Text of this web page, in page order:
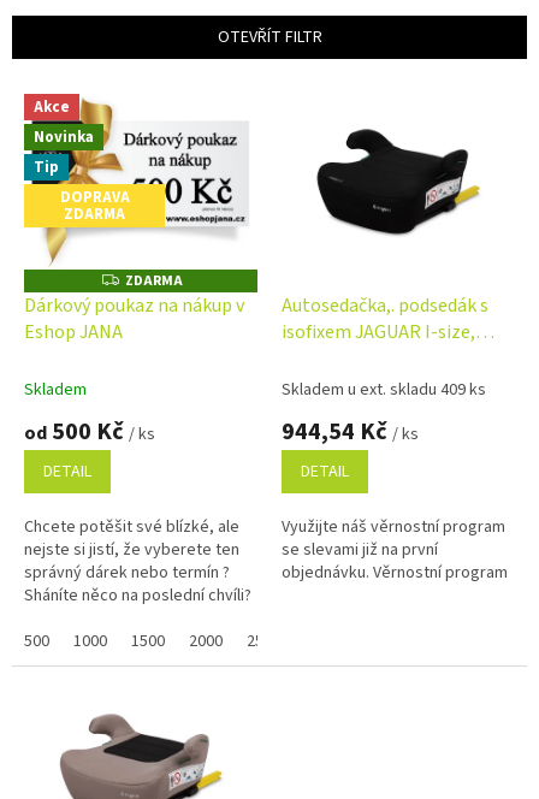
í
OTEVŘÍT FILTR
p
p
Akce
Novinka
Tip
DOPRAVA
ZDARMA
Z
D
A
R
ZDARMA
Dárkový poukaz na nákup v
Eshop JANA
Skladem
od 500 Kč / ks
DETAIL
Chcete potěšit své blízké, ale
nejste si jistí, že vyberete ten
správný dárek nebo termín ?
Sháníte něco na poslední chvíli?
online a po...
500 1000 1500 2000 2500
Autosedačka,. podsedák s
isofixem JAGUAR I-size,
Skladem u ext. skladu 409 ks
944,54 Kč / ks
DETAIL
Využijte náš věrnostní program
se slevami již na první
objednávku. Věrnostní program